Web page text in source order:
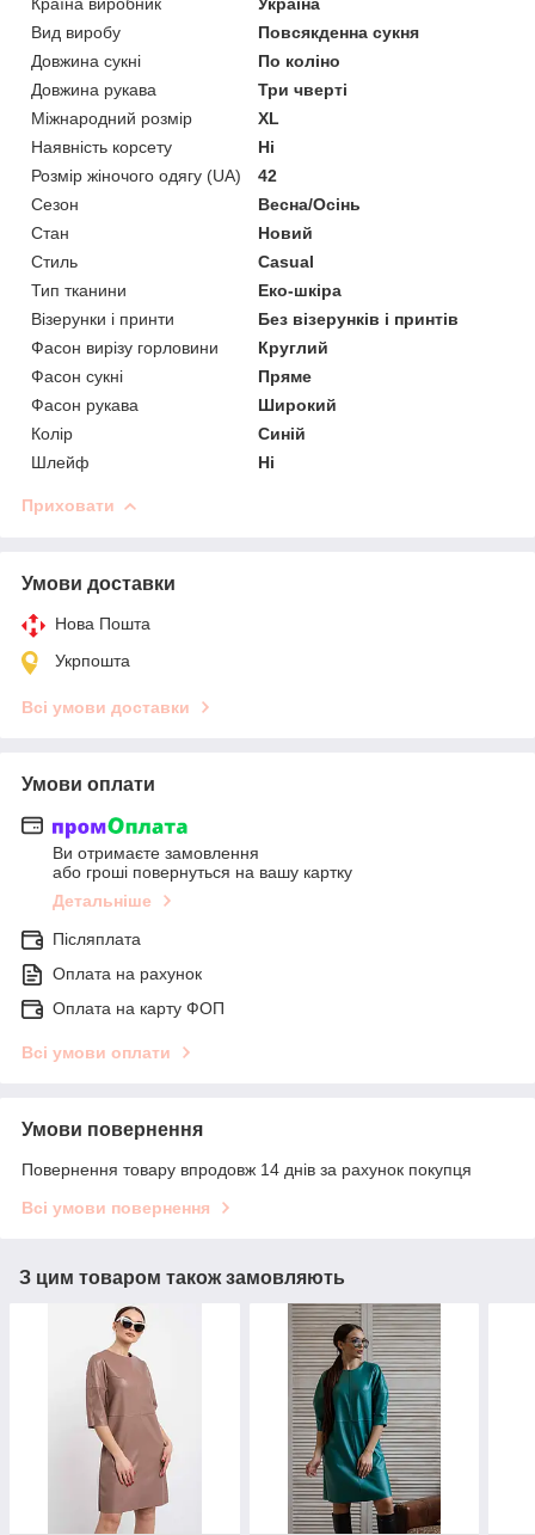
Вид виробу
Повсякденна сукня
Довжина сукні
По коліно
Довжина рукава
Три чверті
Міжнародний розмір
XL
Наявність корсету
Ні
Розмір жіночого одягу (UA)
42
Сезон
Весна/Осінь
Стан
Новий
Стиль
Casual
Тип тканини
Еко-шкіра
Візерунки і принти
Без візерунків і принтів
Фасон вирізу горловини
Круглий
Фасон сукні
Пряме
Фасон рукава
Широкий
Колір
Синій
Шлейф
Ні
Приховати
Умови доставки
Нова Пошта
Укрпошта
Всі умови доставки
Умови оплати
Ви отримаєте замовлення
або гроші повернуться на вашу картку
Детальніше
Післяплата
Оплата на рахунок
Оплата на карту ФОП
Всі умови оплати
Умови повернення
Повернення товару впродовж 14 днів за рахунок покупця
Всі умови повернення
З цим товаром також замовляють